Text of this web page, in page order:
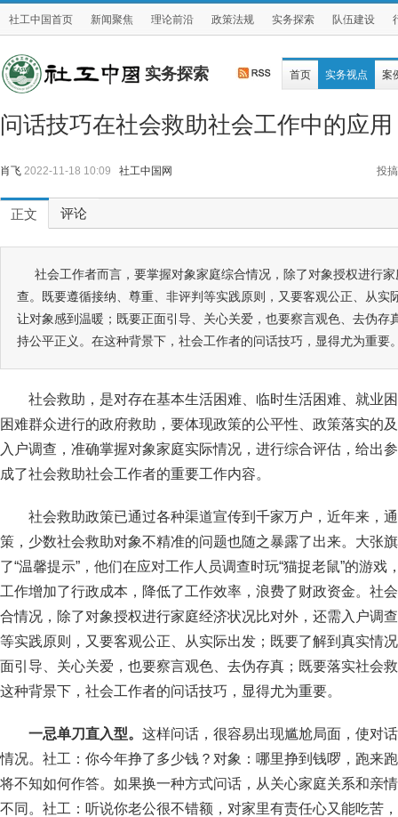
社工中国首页 新闻聚焦 理论前沿 政策法规 实务探索 队伍建设
实务探索 首页 实务视点 案
问话技巧在社会救助社会工作中的应用
肖飞 2022-11-18 10:09 社工中国网 投搞
正文 评论
社会工作者而言，要掌握对象家庭综合情况，除了对象授权进行
查。既要遵循接纳、尊重、非评判等实践原则，又要客观公正、从实
让对象感到温暖；既要正面引导、关心关爱，也要察言观色、去伪存
持公平正义。在这种背景下，社会工作者的问话技巧，显得尤为重要
社会救助，是对存在基本生活困难、临时生活困难、就业
困难群众进行的政府救助，要体现政策的公平性、政策落实的
入户调查，准确掌握对象家庭实际情况，进行综合评估，给出
成了社会救助社会工作者的重要工作内容。
社会救助政策已通过各种渠道宣传到千家万户，近年来，
策，少数社会救助对象不精准的问题也随之暴露了出来。大张
了“温馨提示”，他们在应对工作人员调查时玩“猫捉老鼠”的游
工作增加了行政成本，降低了工作效率，浪费了财政资金。社
合情况，除了对象授权进行家庭经济状况比对外，还需入户调
等实践原则，又要客观公正、从实际出发；既要了解到真实情
面引导、关心关爱，也要察言观色、去伪存真；既要落实社会
这种背景下，社会工作者的问话技巧，显得尤为重要。
一忌单刀直入型。 这样问话，很容易出现尴尬局面，使对
情况。社工：你今年挣了多少钱？对象：哪里挣到钱啰，跑来
将不知如何作答。如果换一种方式问话，从关心家庭关系和亲
不同。社工：听说你老公很不错额，对家里有责任心又能吃苦